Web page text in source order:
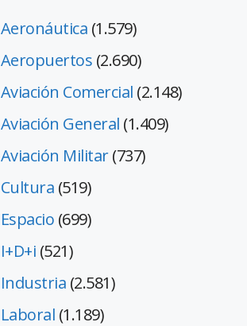
Aeronáutica (1.579)
Aeropuertos (2.690)
Aviación Comercial (2.148)
Aviación General (1.409)
Aviación Militar(737)
Cultura (519)
Espacio (699)
I+D+i (521)
Industria (2.581)
Laboral (1.189)